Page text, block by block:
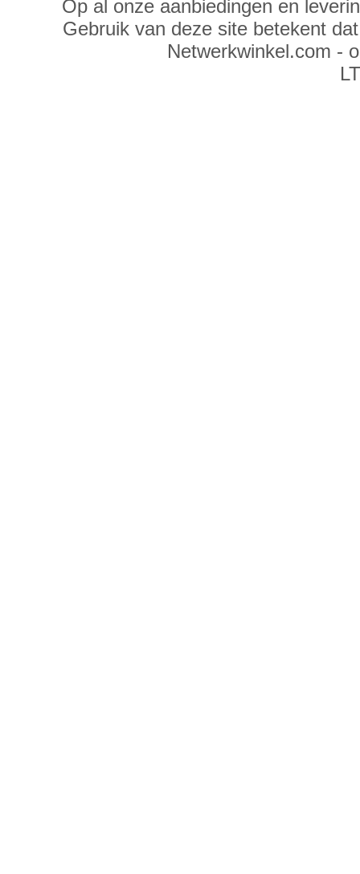
Op al onze aanbiedingen en
Gebruik van deze site betekent
Netwerkwinkel.com -